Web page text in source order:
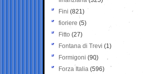
Fini (821)
fioriere (5)
Fitto (27)
Fontana di Trevi (1)
Formigoni (90)
Forza Italia (596)